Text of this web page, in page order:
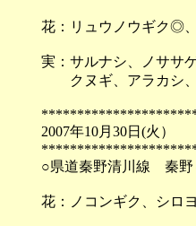
花：リュウノウギク◎
実：サルナシ、ノササ
クヌギ、アラカシ、
2007年10月30
○県道秦野清川線 秦
花：ノコンギク、シロ